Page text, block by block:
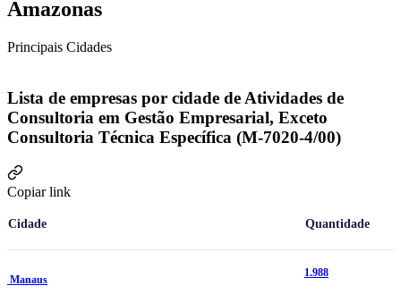
Amazonas
Principais Cidades
Lista de empresas por cidade de Atividades de
Consultoria em Gestão Empresarial, Exceto
Consultoria Técnica Específica (M-7020-4/00)
Copiar link
Cidade Quantidade
Manaus
1.988